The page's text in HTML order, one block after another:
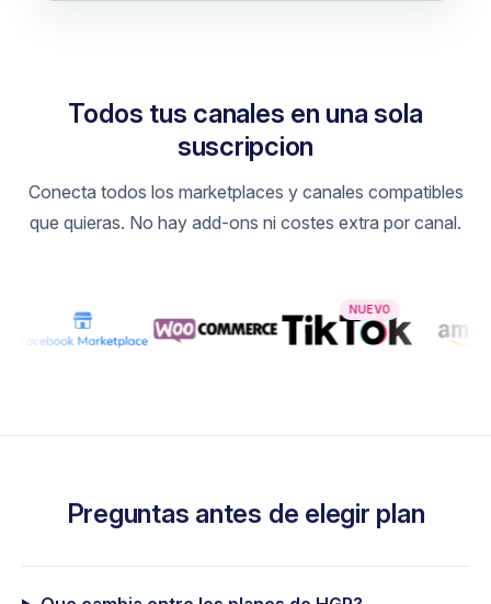
20,000
30,000
50,000
100,000
Todos tus canales en una sola
suscripcion
Conecta todos los marketplaces y canales compatibles
que quieras. No hay add-ons ni costes extra por canal.
NUEVO
Preguntas antes de elegir plan